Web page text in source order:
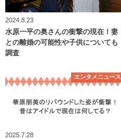
2024.8.23
水原一平の奥さんの衝撃の現在！妻
との離婚の可能性や子供についても
調査
エンタメニュース
2025.7.28